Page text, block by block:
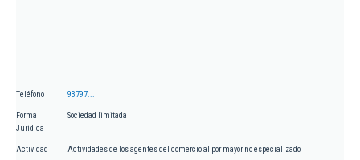
Teléfono 93797...
Forma
Jurídica
Sociedad limitada
Actividad Actividades de los agentes del comercio al por mayor no especializado